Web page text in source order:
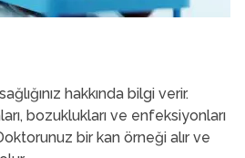
hakkında bilgi verir.
bozuklukları ve enfeksiyonları
bir kan örneği alır ve